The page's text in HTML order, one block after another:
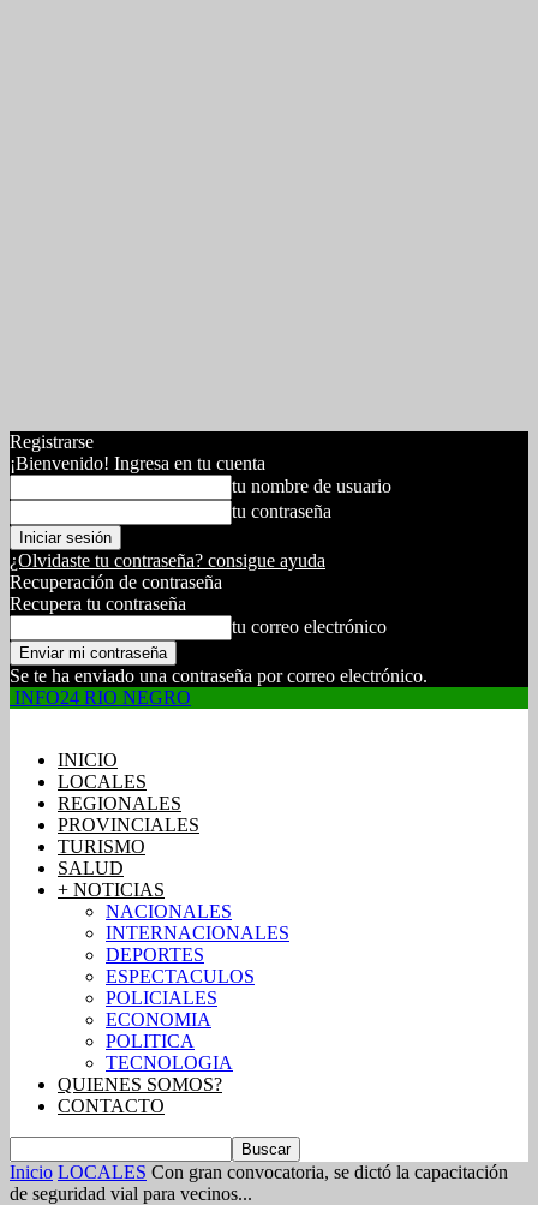
Registrarse
¡Bienvenido! Ingresa en tu cuenta
tu nombre de usuario
tu contraseña
¿Olvidaste tu contraseña? consigue ayuda
Recuperación de contraseña
Recupera tu contraseña
tu correo electrónico
Se te ha enviado una contraseña por correo electrónico.
INFO24 RIO NEGRO
INICIO
LOCALES
REGIONALES
PROVINCIALES
TURISMO
SALUD
+ NOTICIAS
NACIONALES
INTERNACIONALES
DEPORTES
ESPECTACULOS
POLICIALES
ECONOMIA
POLITICA
TECNOLOGIA
QUIENES SOMOS?
CONTACTO
Inicio LOCALES Con gran convocatoria, se dictó la capacitación
de seguridad vial para vecinos...